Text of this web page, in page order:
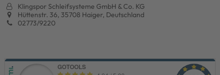
Klingspor Schleifsysteme GmbH & Co. KG
Hüttenstr. 36, 35708 Haiger, Deutschland
02773/9220